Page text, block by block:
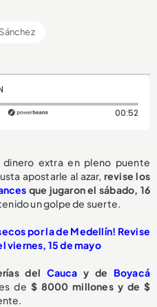
0 segundos 00:52
extra en pleno puente
apostarle al azar, revise los
que jugaron el sábado, 16
un golpe de suerte.
por la de Medellín! Revise
viernes, 15 de mayo
del Cauca y de Boyacá
de $ 8000 millones y de $